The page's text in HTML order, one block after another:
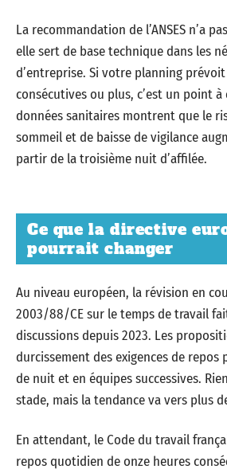
La recommandation de l’ANSES n’a
elle sert de base technique dans les
d’entreprise. Si votre planning
consécutives ou plus, c’est un point à
données sanitaires montrent que le
sommeil et de baisse de vigilance
partir de la troisième nuit d’affilée.
Ce que la directive
pourrait changer
Au niveau européen, la révision en
2003/88/CE sur le temps de travail
discussions depuis 2023. Les
durcissement des exigences de repos
de nuit et en équipes successives.
stade, mais la tendance va vers plus
En attendant, le Code du travail
repos quotidien de onze heures